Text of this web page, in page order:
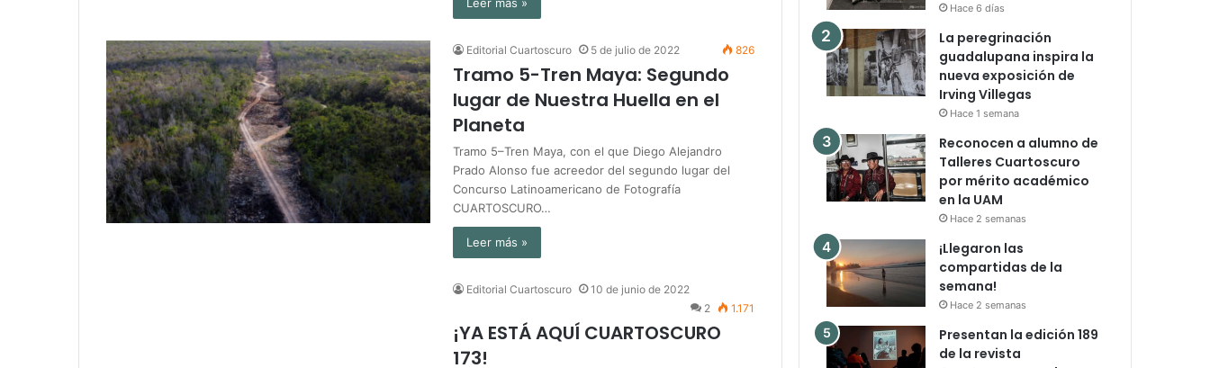
Editorial Cuartoscuro 5 de julio de 2022 826
Tramo 5-Tren Maya: Segundo
lugar de Nuestra Huella en el
Planeta
Tramo 5–Tren Maya, con el que Diego Alejandro
Prado Alonso fue acreedor del segundo lugar del
Concurso Latinoamericano de Fotografía
CUARTOSCURO…
Leer más »
Editorial Cuartoscuro
10 de junio de 2022
2
1.171
¡YA ESTÁ AQUÍ CUARTOSCURO
173!
Hace 6 días
La peregrinación
guadalupana inspira la
nueva exposición de
Irving Villegas
Hace 1 semana
Reconocen a alumno de
Talleres Cuartoscuro
por mérito académico
en la UAM
Hace 2 semanas
¡Llegaron las
compartidas de la
semana!
Hace 2 semanas
Presentan la edición 189
de la revista